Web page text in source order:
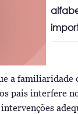
a familiaridade
pais interfere